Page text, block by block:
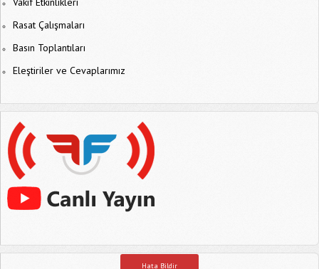
Rasat Çalışmaları
Basın Toplantıları
Eleştiriler ve Cevaplarımız
Hata Bildir